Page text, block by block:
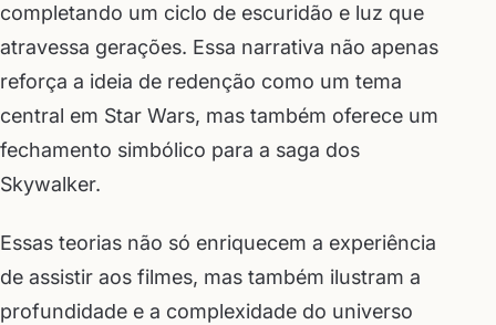
completando um ciclo de escuridão e luz que
atravessa gerações. Essa narrativa não apenas
reforça a ideia de redenção como um tema
central em Star Wars, mas também oferece um
fechamento simbólico para a saga dos
Skywalker.
Essas teorias não só enriquecem a experiência
de assistir aos filmes, mas também ilustram a
profundidade e a complexidade do universo